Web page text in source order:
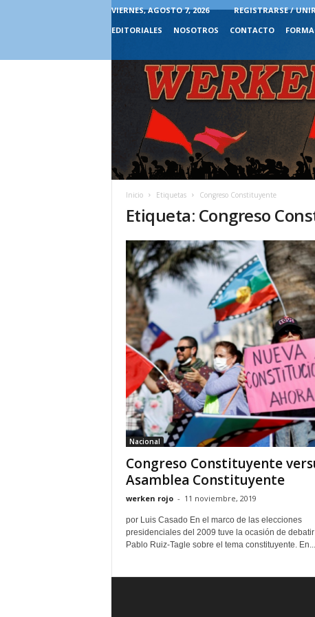
VIERNES, AGOSTO 7, 2026
REGISTRARSE /
EDITORIALES
NOSOTROS CONTACTO
Inicio Etiquetas Congreso Constituyente
Etiqueta: Congreso
Nacional
Congreso Constituyente
Asamblea Constituyente
werken rojo - 11 noviembre, 2019
por Luis Casado En el marco de las elecciones
presidenciales del 2009 tuve la ocasión de
Pablo Ruiz-Tagle sobre el tema constituyente. En...